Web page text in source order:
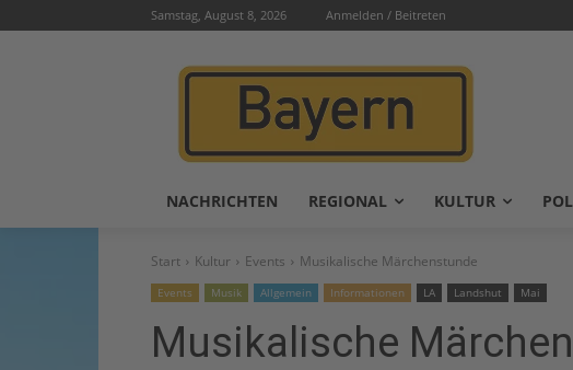
Samstag, August 8, 2026 Anmelden / Beitreten
NACHRICHTEN REGIONAL KULTUR
Start Kultur Events Musikalische Märchenstunde
Events Musik Allgemein Informationen LA Landshut Mai
Musikalische